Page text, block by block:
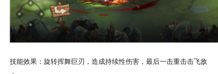
技能效果：旋转挥舞巨刃，造成持续性伤害，最后一击重击击飞敌